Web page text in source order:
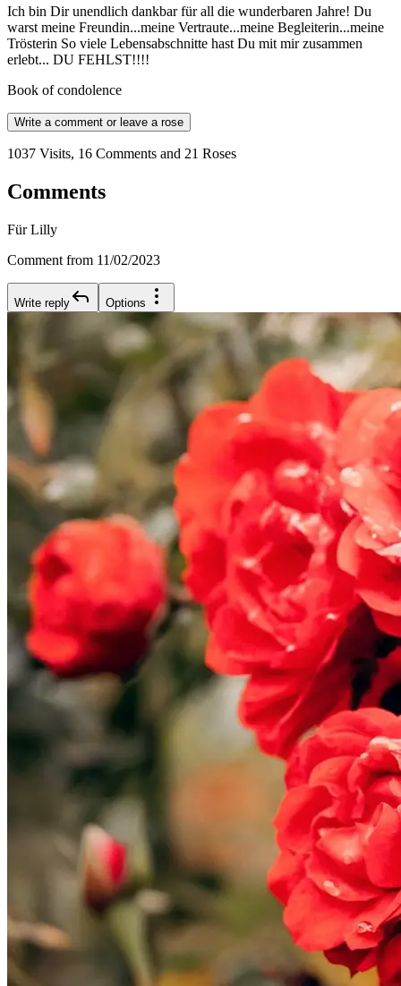
Ich bin Dir unendlich dankbar für all die wunderbaren Jahre! Du
warst meine Freundin...meine Vertraute...meine Begleiterin...meine
Trösterin So viele Lebensabschnitte hast Du mit mir zusammen
erlebt... DU FEHLST!!!!
Book of condolence
Write a comment or leave a rose
1037 Visits, 16 Comments and 21 Roses
Comments
Für Lilly
Comment from 11/02/2023
Write reply Options